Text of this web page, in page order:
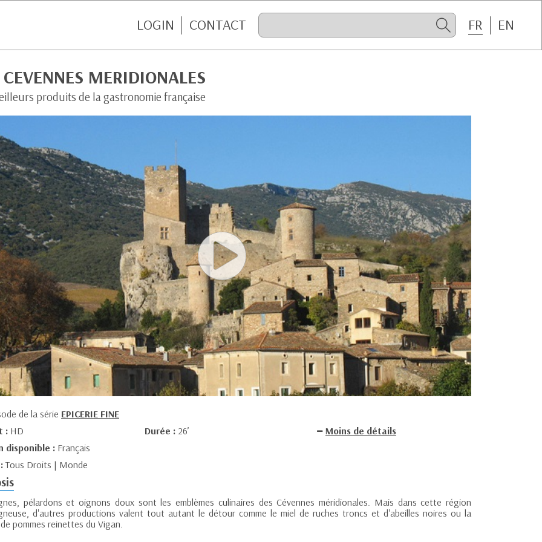
LOGIN CONTACT FR EN
MERIDIONALES
produits de la gastronomie française
de la série EPICERIE FINE
: HD Durée : 26’
Moins de détails
disponible : Français
:Tous Droits | Monde
pélardons et oignons doux sont les emblèmes culinaires des Cévennes méridionales. Mais dans cette région
d'autres productions valent tout autant le détour comme le miel de ruches troncs et d'abeilles noires ou la
pommes reinettes du Vigan.